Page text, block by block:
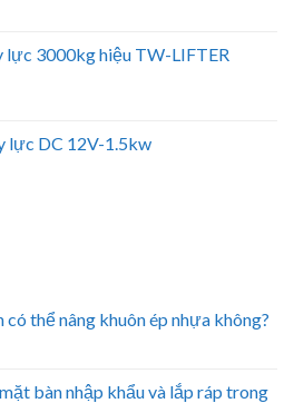
lực 3000kg hiệu TW-LIFTER
lực DC 12V-1.5kw
có thể nâng khuôn ép nhựa không?
mặt bàn nhập khẩu và lắp ráp trong